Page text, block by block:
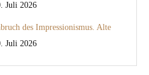
Juli 2026
des Impressionismus. Alte
Juli 2026